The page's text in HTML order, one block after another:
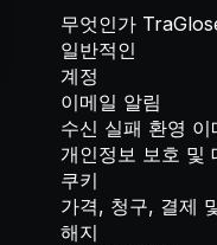
무엇인가
일반적인
계정
이메일 알림
수신 실패 환영
개인정보 보호 및
쿠키
가격, 청구, 결제
해지